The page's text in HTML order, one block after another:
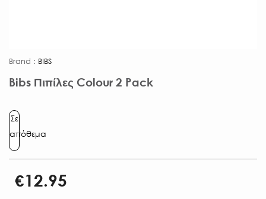
Brand : BIBS
Bibs Πιπίλες Colour 2 Pack
Σε
απόθεμα
€12.95